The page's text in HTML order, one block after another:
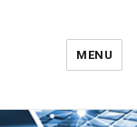
MENU